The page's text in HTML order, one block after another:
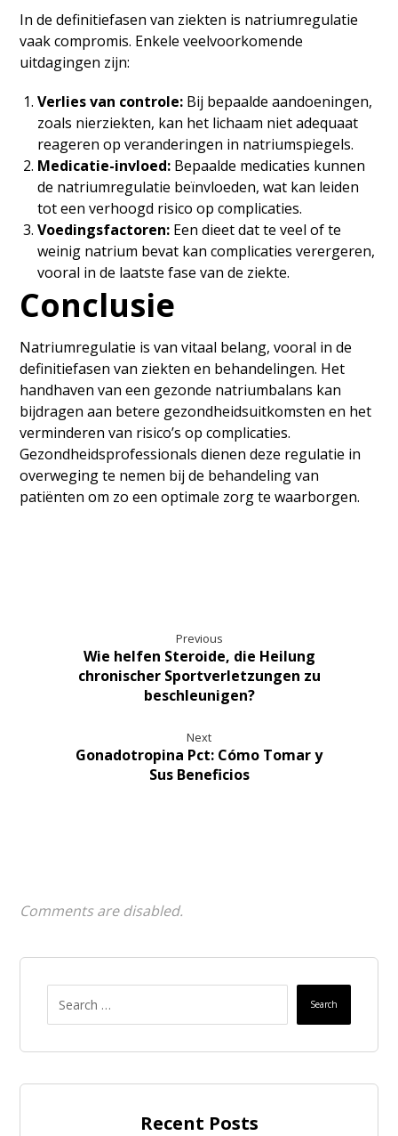
In de definitiefasen van ziekten is natriumregulatie
vaak compromis. Enkele veelvoorkomende
uitdagingen zijn:
Verlies van controle: Bij bepaalde aandoeningen,
zoals nierziekten, kan het lichaam niet adequaat
reageren op veranderingen in natriumspiegels.
Medicatie-invloed: Bepaalde medicaties kunnen
de natriumregulatie beïnvloeden, wat kan leiden
tot een verhoogd risico op complicaties.
Voedingsfactoren: Een dieet dat te veel of te
weinig natrium bevat kan complicaties verergeren,
vooral in de laatste fase van de ziekte.
Conclusie
Natriumregulatie is van vitaal belang, vooral in de
definitiefasen van ziekten en behandelingen. Het
handhaven van een gezonde natriumbalans kan
bijdragen aan betere gezondheidsuitkomsten en het
verminderen van risico’s op complicaties.
Gezondheidsprofessionals dienen deze regulatie in
overweging te nemen bij de behandeling van
patiënten om zo een optimale zorg te waarborgen.
Previous
Wie helfen Steroide, die Heilung
chronischer Sportverletzungen zu
beschleunigen?
Next
Gonadotropina Pct: Cómo Tomar y
Sus Beneficios
Comments are disabled.
Search
Recent Posts